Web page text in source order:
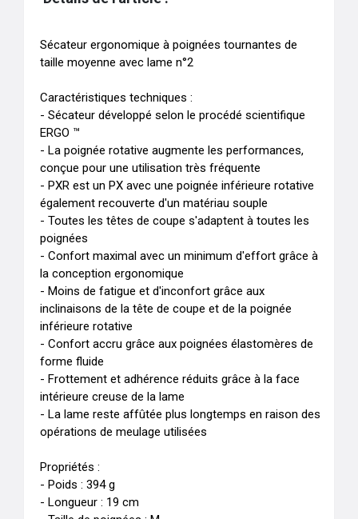
Sécateur ergonomique à poignées tournantes de
taille moyenne avec lame n°2
Caractéristiques techniques :
- Sécateur développé selon le procédé scientifique
ERGO ™
- La poignée rotative augmente les performances,
conçue pour une utilisation très fréquente
- PXR est un PX avec une poignée inférieure rotative
également recouverte d'un matériau souple
- Toutes les têtes de coupe s'adaptent à toutes les
poignées
- Confort maximal avec un minimum d'effort grâce à
la conception ergonomique
- Moins de fatigue et d'inconfort grâce aux
inclinaisons de la tête de coupe et de la poignée
inférieure rotative
- Confort accru grâce aux poignées élastomères de
forme fluide
- Frottement et adhérence réduits grâce à la face
intérieure creuse de la lame
- La lame reste affûtée plus longtemps en raison des
opérations de meulage utilisées
Propriétés :
- Poids : 394 g
- Longueur : 19 cm